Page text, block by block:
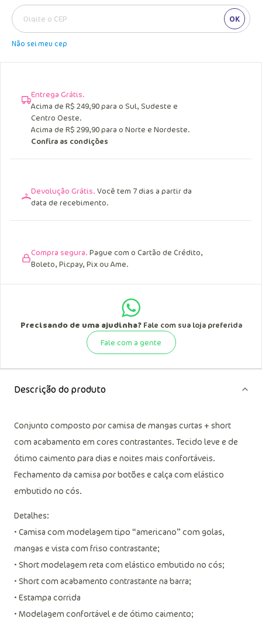
OK
Não sei meu cep
Entrega Grátis.
Acima de R$ 249,90 para o Sul, Sudeste e
Centro Oeste.
Acima de R$ 299,90 para o Norte e Nordeste.
Confira as condições
Devolução Grátis. Você tem 7 dias a partir da
data de recebimento.
Compra segura. Pague com o Cartão de Crédito,
Boleto, Picpay, Pix ou Ame.
Precisando de uma ajudinha?Fale com sua loja preferida
Fale com a gente
Descrição do produto
Conjunto composto por camisa de mangas curtas + short
com acabamento em cores contrastantes. Tecido leve e de
ótimo caimento para dias e noites mais confortáveis.
Fechamento da camisa por botões e calça com elástico
embutido no cós.
Detalhes:
• Camisa com modelagem tipo “americano” com golas,
mangas e vista com friso contrastante;
• Short modelagem reta com elástico embutido no cós;
• Short com acabamento contrastante na barra;
• Estampa corrida
• Modelagem confortável e de ótimo caimento;